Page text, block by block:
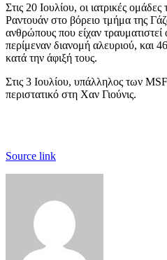
Στις 20 Ιουλίου, οι ιατρικές
Ραντουάν στο βόρειο τμήμα της
ανθρώπους που είχαν
περίμεναν διανομή αλευριού, και
κατά την άφιξή τους.
Στις 3 Ιουλίου, υπάλληλος των
περιστατικό στη Χαν Γιούνις.
Source link